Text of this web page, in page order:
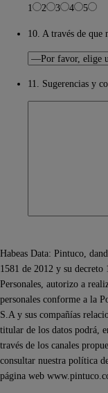
1 2 3 4 5
10. A través de que
11. Sugerencias y
Habeas Data: Pintuco,
1581 de 2012 y su decreto
Personales, autorizo a
personales conforme a la
S.A y sus compañías
titular de los datos podrá,
través de los canales
consultar nuestra política
página web